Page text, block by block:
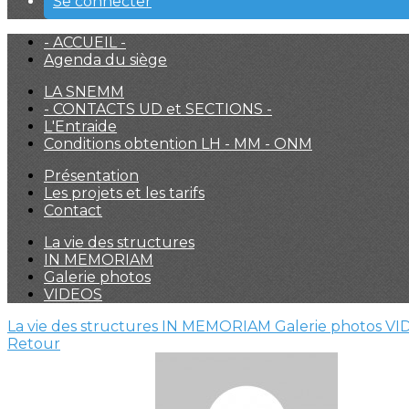
- ACCUEIL -
Agenda du siège
LA SNEMM
- CONTACTS UD et SECTIONS -
L'Entraide
Conditions obtention LH - MM - ONM
Présentation
Les projets et les tarifs
Contact
La vie des structures
IN MEMORIAM
Galerie photos
VIDEOS
La vie des structures IN MEMORIAM Galerie photos
Retour